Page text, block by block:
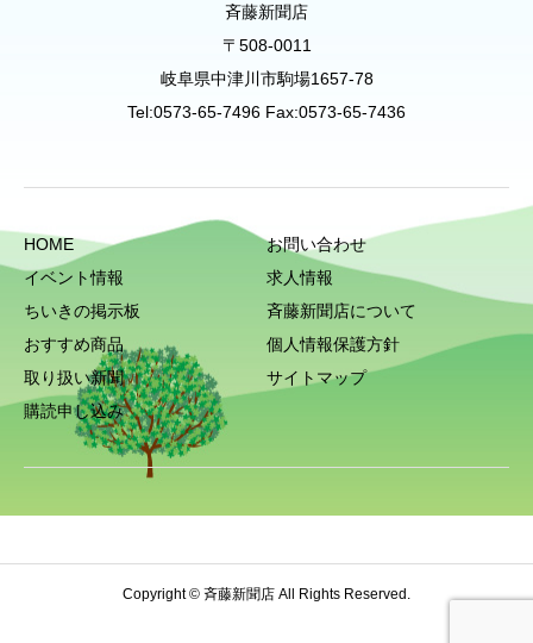
斉藤新聞店
〒508-0011
岐阜県中津川市駒場1657-78
Tel:0573-65-7496 Fax:0573-65-7436
HOME
イベント情報
ちいきの掲示板
おすすめ商品
取り扱い新聞
購読申し込み
お問い合わせ
求人情報
斉藤新聞店について
個人情報保護方針
サイトマップ
Copyright © 斉藤新聞店 All Rights Reserved.